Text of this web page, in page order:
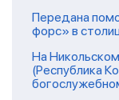
Передана
форс» в
На
(Республика